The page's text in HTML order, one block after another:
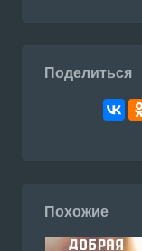
Поделиться
Похожие